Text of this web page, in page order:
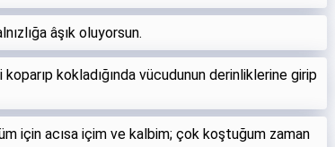
âşık oluyorsun.
kokladığında vücudunun derinliklerine girip
için acısa içim ve kalbim; çok koştuğum zaman